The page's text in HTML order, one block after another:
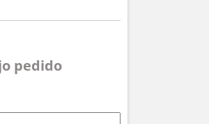
pedido